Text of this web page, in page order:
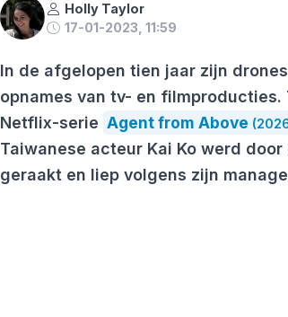
Holly Taylor
17-01-2023, 11:59
In de afgelopen tien jaar zijn
opnames van tv- en filmproducties.
Netflix-serie Agent from Above
Taiwanese acteur Kai Ko werd
geraakt en liep volgens zijn